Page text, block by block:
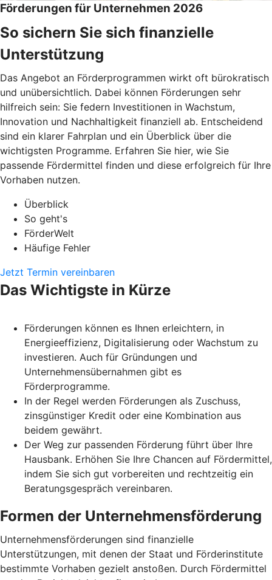
Förderungen für Unternehmen 2026
So sichern Sie sich finanzielle
Unterstützung
Das Angebot an Förderprogrammen wirkt oft bürokratisch
und unübersichtlich. Dabei können Förderungen sehr
hilfreich sein: Sie federn Investitionen in Wachstum,
Innovation und Nachhaltigkeit finanziell ab. Entscheidend
sind ein klarer Fahrplan und ein Überblick über die
wichtigsten Programme. Erfahren Sie hier, wie Sie
passende Fördermittel finden und diese erfolgreich für Ihre
Vorhaben nutzen.
Überblick
So geht's
FörderWelt
Häufige Fehler
Jetzt Termin vereinbaren
Das Wichtigste in Kürze
Förderungen können es Ihnen erleichtern, in
Energieeffizienz, Digitalisierung oder Wachstum zu
investieren. Auch für Gründungen und
Unternehmensübernahmen gibt es
Förderprogramme.
In der Regel werden Förderungen als Zuschuss,
zinsgünstiger Kredit oder eine Kombination aus
beidem gewährt.
Der Weg zur passenden Förderung führt über Ihre
Hausbank. Erhöhen Sie Ihre Chancen auf Fördermittel,
indem Sie sich gut vorbereiten und rechtzeitig ein
Beratungsgespräch vereinbaren.
Formen der Unternehmensförderung
Unternehmensförderungen sind finanzielle
Unterstützungen, mit denen der Staat und Förderinstitute
bestimmte Vorhaben gezielt anstoßen. Durch Fördermittel